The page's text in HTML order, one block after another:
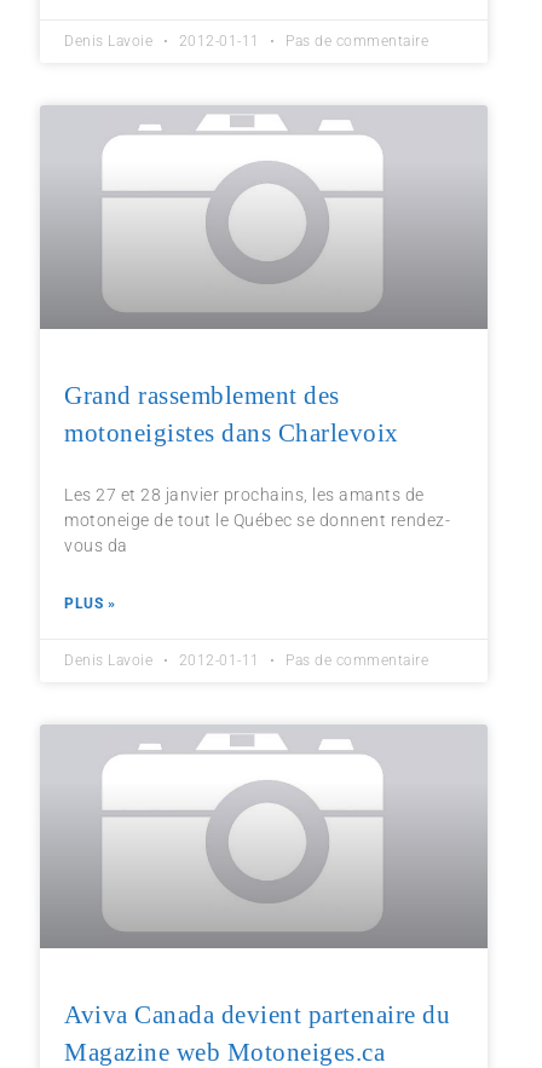
Denis Lavoie 2012-01-11 Pas de commentaire
Grand rassemblement des
motoneigistes dans Charlevoix
Les 27 et 28 janvier prochains, les amants de
motoneige de tout le Québec se donnent rendez-
vous da
PLUS »
Denis Lavoie 2012-01-11 Pas de commentaire
Aviva Canada devient partenaire du
Magazine web Motoneiges.ca